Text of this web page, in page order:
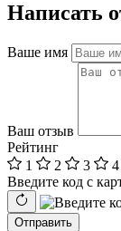
Написать
Ваше имя
Ваш отзыв
Рейтинг
1
2 3 4
Введите код с
Отправить